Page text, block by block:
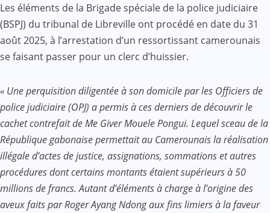
Les éléments de la Brigade spéciale de la police judiciaire
(BSPJ) du tribunal de Libreville ont procédé en date du 31
août 2025, à l’arrestation d’un ressortissant camerounais
se faisant passer pour un clerc d’huissier.
« Une perquisition diligentée à son domicile par les Officiers de
police judiciaire (OPJ) a permis à ces derniers de découvrir le
cachet contrefait de Me Giver Mouele Pongui. Lequel sceau de la
République gabonaise permettait au Camerounais la réalisation
illégale d’actes de justice, assignations, sommations et autres
procédures dont certains montants étaient supérieurs à 50
millions de francs. Autant d’éléments à charge à l’origine des
aveux faits par Roger Ayang Ndong aux fins limiers à la faveur